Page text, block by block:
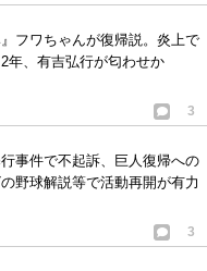
フワちゃんが復帰説。炎上で
年、有吉弘行が匂わせか
3
事件で不起訴、巨人復帰への
野球解説等で活動再開が有力
3